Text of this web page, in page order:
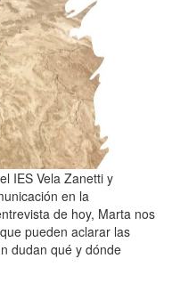
IES Vela Zanetti y
en la
de hoy, Marta nos
pueden aclarar las
dudan qué y dónde